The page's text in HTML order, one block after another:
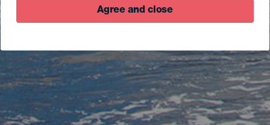
Agree and close